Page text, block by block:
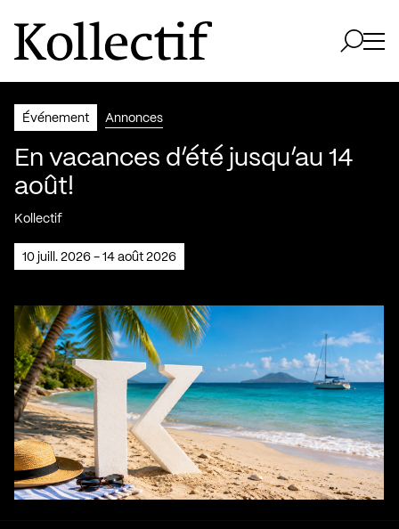
Aller à la page d'accueil
Logo Kollectif
Événement Annonces
En vacances d’été jusqu’au 14
août!
Kollectif
10 juill. 2026 - 14 août 2026